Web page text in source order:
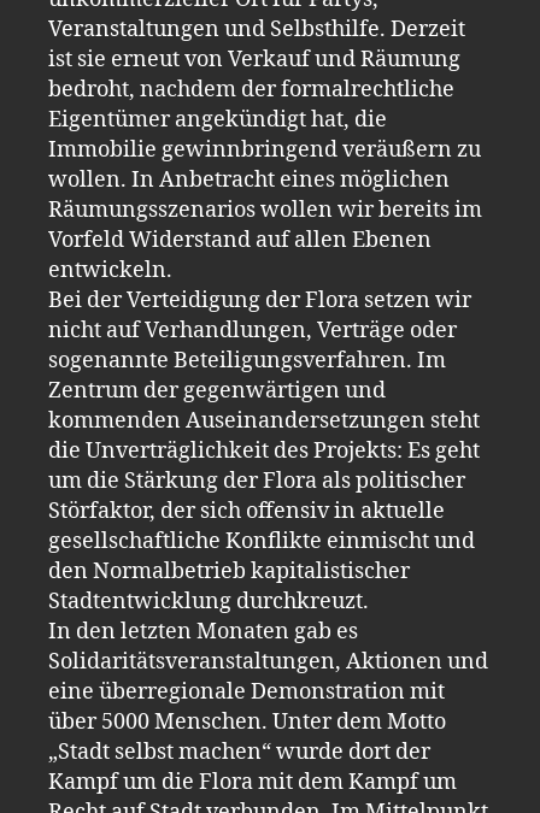
Veranstaltungen und Selbsthilfe. Derzeit
ist sie erneut von Verkauf und Räumung
bedroht, nachdem der formalrechtliche
Eigentümer angekündigt hat, die
Immobilie gewinnbringend veräußern zu
wollen. In Anbetracht eines möglichen
Räumungsszenarios wollen wir bereits im
Vorfeld Widerstand auf allen Ebenen
entwickeln.
Bei der Verteidigung der Flora setzen wir
nicht auf Verhandlungen, Verträge oder
sogenannte Beteiligungsverfahren. Im
Zentrum der gegenwärtigen und
kommenden Auseinandersetzungen steht
die Unverträglichkeit des Projekts: Es geht
um die Stärkung der Flora als politischer
Störfaktor, der sich offensiv in aktuelle
gesellschaftliche Konflikte einmischt und
den Normalbetrieb kapitalistischer
Stadtentwicklung durchkreuzt.
In den letzten Monaten gab es
Solidaritätsveranstaltungen, Aktionen und
eine überregionale Demonstration mit
über 5000 Menschen. Unter dem Motto
„Stadt selbst machen“ wurde dort der
Kampf um die Flora mit dem Kampf um